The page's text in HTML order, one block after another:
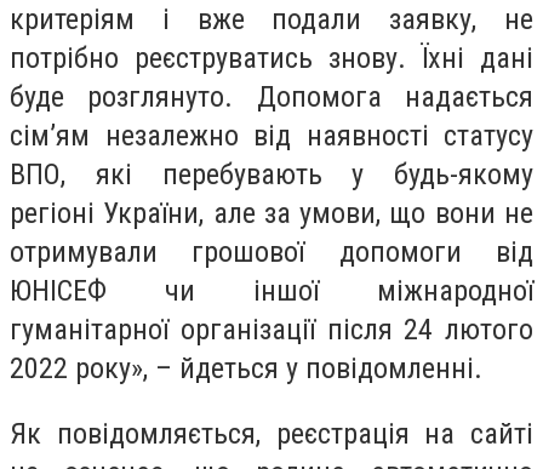
критеріям і вже подали заявку, не
потрібно реєструватись знову. Їхні дані
буде розглянуто. Допомога надається
сім’ям незалежно від наявності статусу
ВПО, які перебувають у будь-якому
регіоні України, але за умови, що вони не
отримували грошової допомоги від
ЮНІСЕФ чи іншої міжнародної
гуманітарної організації після 24 лютого
2022 року», – йдеться у повідомленні.
Як повідомляється, реєстрація на сайті